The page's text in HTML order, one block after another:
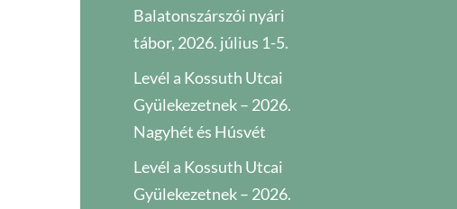
Balatonszárszói nyári
tábor, 2026. július 1-5.
Levél a Kossuth Utcai
Gyülekezetnek – 2026.
Nagyhét és Húsvét
Levél a Kossuth Utcai
Gyülekezetnek – 2026.